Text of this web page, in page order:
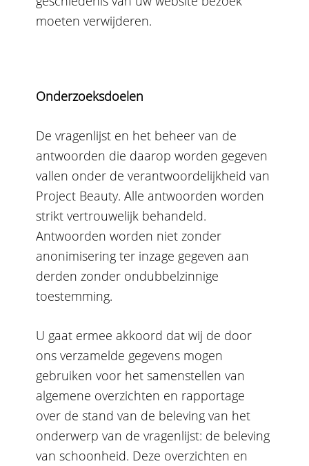
moeten verwijderen.
Onderzoeksdoelen
De vragenlijst en het beheer van de
antwoorden die daarop worden gegeven
vallen onder de verantwoordelijkheid van
Project Beauty. Alle antwoorden worden
strikt vertrouwelijk behandeld.
Antwoorden worden niet zonder
anonimisering ter inzage gegeven aan
derden zonder ondubbelzinnige
toestemming.
U gaat ermee akkoord dat wij de door
ons verzamelde gegevens mogen
gebruiken voor het samenstellen van
algemene overzichten en rapportage
over de stand van de beleving van het
onderwerp van de vragenlijst: de beleving
van schoonheid. Deze overzichten en